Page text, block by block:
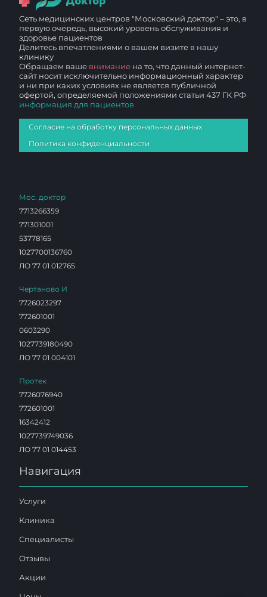
Сеть медицинских центров "Московский доктор" – это, в
первую очередь, высокий уровень обслуживания и
здоровье пациентов
Делитесь впечатлениями о вашем визите в нашу
клинику
Обращаем ваше внимание на то, что данный интернет-
сайт носит исключительно информационный характер
и ни при каких условиях не является публичной
офертой, определяемой положениями статьи 437 ГК РФ
информация для пациентов
Согласие на обработку персональных данных
Политика конфиденциальности
Мос. доктор
7713266359
771301001
53778165
1027700136760
ЛО 77 01 012765
Чертаново И
7726023297
772601001
0603290
1027739180490
ЛО 77 01 004101
Протек
7726076940
772601001
16342412
1027739749036
ЛО 77 01 014453
Навигация
Услуги
Клиника
Специалисты
Отзывы
Акции